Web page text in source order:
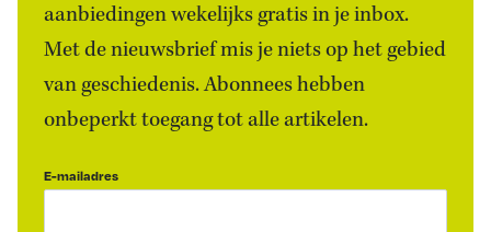
aanbiedingen wekelijks gratis in je inbox.
Met de nieuwsbrief mis je niets op het gebied
van geschiedenis. Abonnees hebben
onbeperkt toegang tot alle artikelen.
E-mailadres